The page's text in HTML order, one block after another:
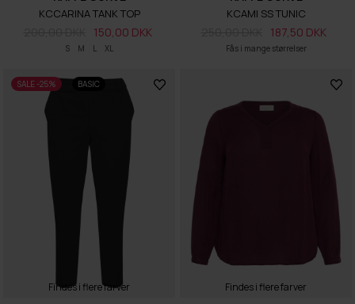
S M L XL
KCCARINA TANK TOP
150,00 DKK
Fås i mange størrelser
KCAMI SS TUNIC
187,50 DKK
SALE -25% BASIC
Findes i flere farver Findes i flere farver